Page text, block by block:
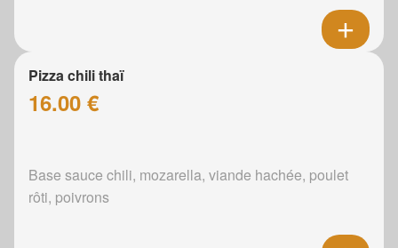
Pizza chili thaï
16.00 €
Base sauce chili, mozarella, viande hachée, poulet
rôti, poivrons